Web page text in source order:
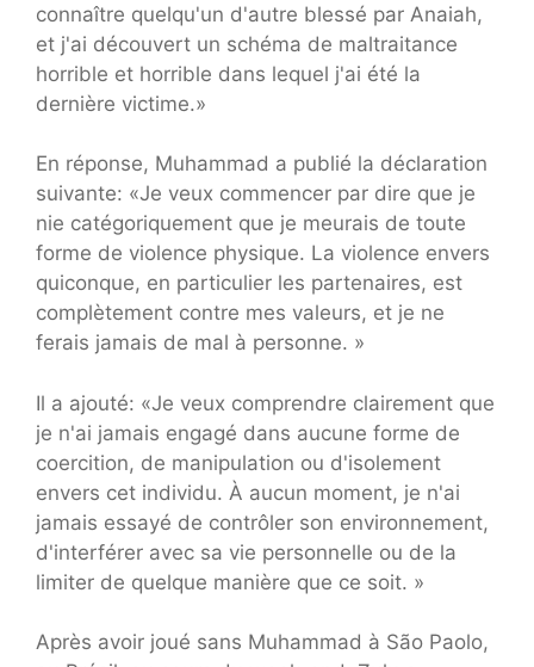
connaître quelqu'un d'autre blessé par Anaiah,
et j'ai découvert un schéma de maltraitance
horrible et horrible dans lequel j'ai été la
dernière victime.»
En réponse, Muhammad a publié la déclaration
suivante: «Je veux commencer par dire que je
nie catégoriquement que je meurais de toute
forme de violence physique. La violence envers
quiconque, en particulier les partenaires, est
complètement contre mes valeurs, et je ne
ferais jamais de mal à personne. »
Il a ajouté: «Je veux comprendre clairement que
je n'ai jamais engagé dans aucune forme de
coercition, de manipulation ou d'isolement
envers cet individu. À aucun moment, je n'ai
jamais essayé de contrôler son environnement,
d'interférer avec sa vie personnelle ou de la
limiter de quelque manière que ce soit. »
Après avoir joué sans Muhammad à São Paolo,